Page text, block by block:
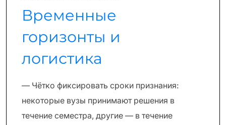
Временные
горизонты и
логистика
— Чётко фиксировать сроки признания:
некоторые вузы принимают решения в
течение семестра, другие — в течение